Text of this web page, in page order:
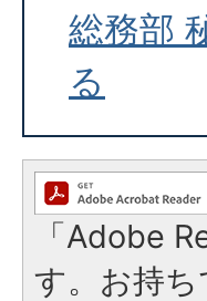
総務部
る
「Adobe
す。お持